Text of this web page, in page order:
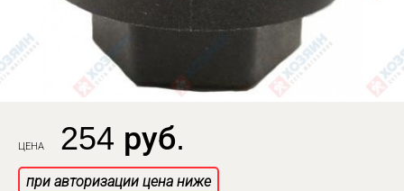
ЦЕНА 254 руб.
при авторизации цена ниже